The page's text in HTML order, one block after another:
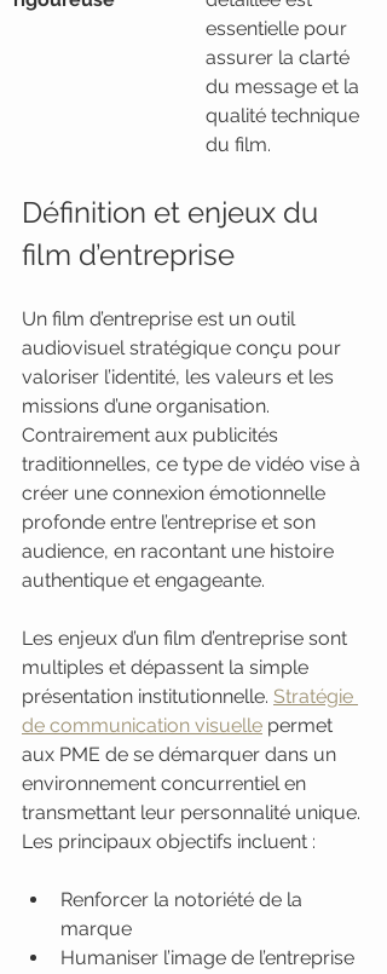
essentielle pour
assurer la clarté
du message et la
qualité technique
du film.
Définition et enjeux du
film d’entreprise
Un film d’entreprise est un outil
audiovisuel stratégique conçu pour
valoriser l’identité, les valeurs et les
missions d’une organisation.
Contrairement aux publicités
traditionnelles, ce type de vidéo vise à
créer une connexion émotionnelle
profonde entre l’entreprise et son
audience, en racontant une histoire
authentique et engageante.
Les enjeux d’un film d’entreprise sont
multiples et dépassent la simple
présentation institutionnelle. Stratégie
de communication visuelle permet
aux PME de se démarquer dans un
environnement concurrentiel en
transmettant leur personnalité unique.
Les principaux objectifs incluent :
Renforcer la notoriété de la
marque
Humaniser l’image de l’entreprise